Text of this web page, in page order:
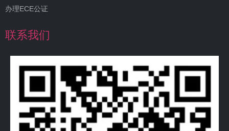
办理ECE公证
联系我们